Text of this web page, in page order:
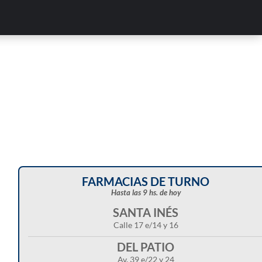
FARMACIAS DE TURNO
Hasta las 9 hs. de hoy
SANTA INÉS
Calle 17 e/14 y 16
DEL PATIO
Av. 39 e/22 y 24